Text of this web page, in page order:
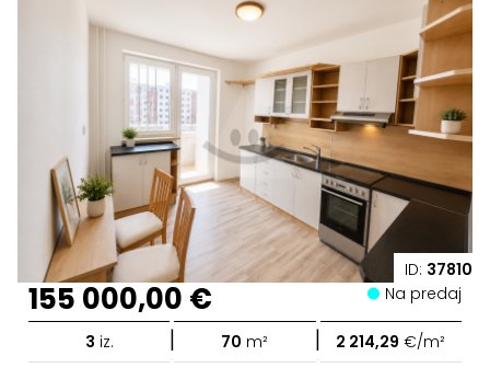
ID: 37810
155 000,00 € Na predaj
3 iz. | 70 m² | 2 214,29 €/m²